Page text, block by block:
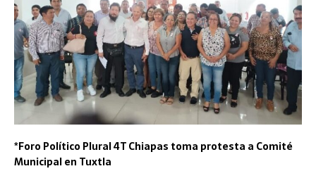
*Foro Político Plural 4T Chiapas toma protesta a Comité
Municipal en Tuxtla